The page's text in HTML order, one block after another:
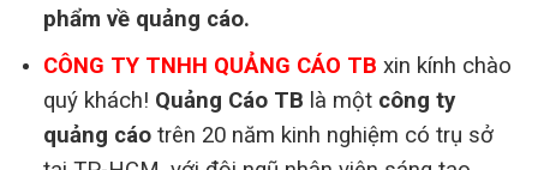
phẩm về quảng cáo.
CÔNG TY TNHH QUẢNG CÁO TB xin kính chào
quý khách! Quảng Cáo TB là một công ty
quảng cáotrên 20 năm kinh nghiệm có trụ sở